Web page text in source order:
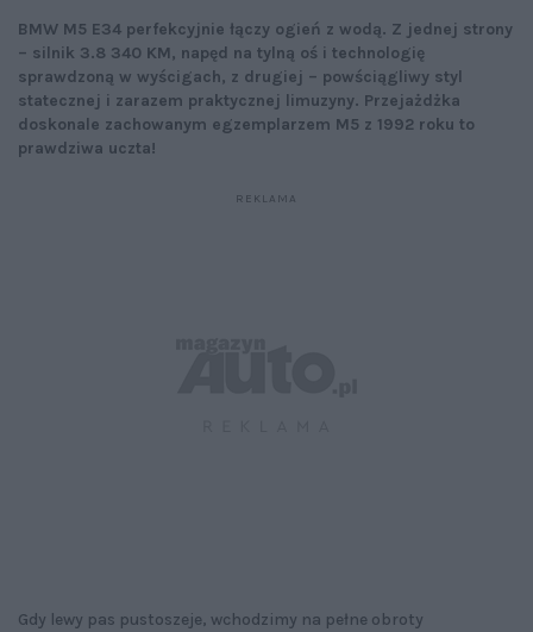
BMW M5 E34 perfekcyjnie łączy ogień z wodą. Z jednej strony
– silnik 3.8 340 KM, napęd na tylną oś i technologię
sprawdzoną w wyścigach, z drugiej – powściągliwy styl
statecznej i zarazem praktycznej limuzyny. Przejażdżka
doskonale zachowanym egzemplarzem M5 z 1992 roku to
prawdziwa uczta!
Gdy lewy pas pustoszeje, wchodzimy na pełne obroty